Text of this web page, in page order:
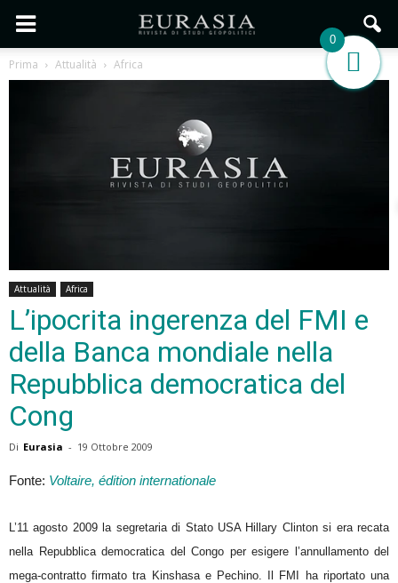
Prima Attualità Africa
Attualità Africa
L’ipocrita ingerenza del FMI e
della Banca mondiale nella
Repubblica democratica del
Cong
Di Eurasia - 19 Ottobre 2009
Fonte: Voltaire, édition internationale
L’11 agosto 2009 la segretaria di Stato USA Hillary Clinton si era recata
nella Repubblica democratica del Congo per esigere l’annullamento del
mega-contratto firmato tra Kinshasa e Pechino. Il FMI ha riportato una
0